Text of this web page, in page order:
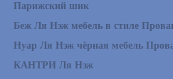
Парижский шик
Беж Ля Нэж мебель в стиле
Нуар Ля Нэж чёрная мебель
КАНТРИ Ля Нэж